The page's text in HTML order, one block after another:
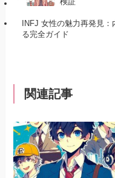
INFJ 女性の魅力再発見
る完全ガイド
関連記事